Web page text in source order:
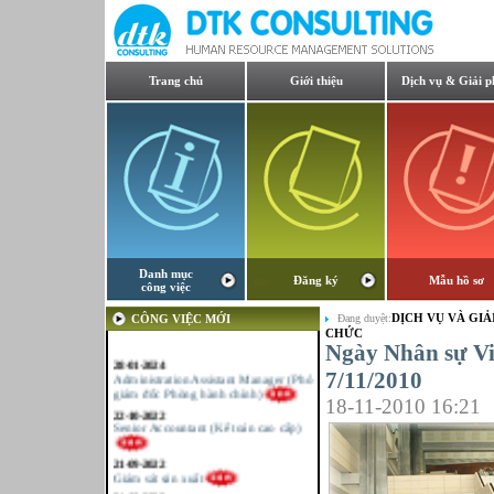
Trang chủ Giới thiệu Dịch vụ & Giải
Danh mục
công việc
Đăng ký Mẫu hồ sơ
CÔNG VIỆC MỚI
Administration Assistant Manager (Phó
giám đốc Phòng hành chính)
22-10-2022
Senior Accountant (Kế toán cao cấp)
21-09-2022
Giám sát sản xuất
21-09-2022
Đang duyệt:DỊCH VỤ VÀ
CHỨC
Ngày Nhân sự
7/11/2010
18-11-2010 16:21